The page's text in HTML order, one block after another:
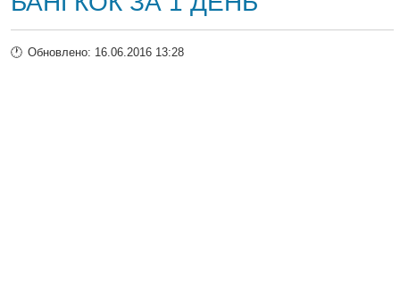
Обновлено: 16.06.2016 13:28